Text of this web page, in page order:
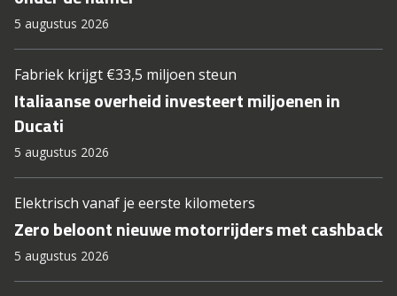
5 augustus 2026
Fabriek krijgt €33,5 miljoen steun
Italiaanse overheid investeert miljoenen in
Ducati
5 augustus 2026
Elektrisch vanaf je eerste kilometers
Zero beloont nieuwe motorrijders met cashback
5 augustus 2026